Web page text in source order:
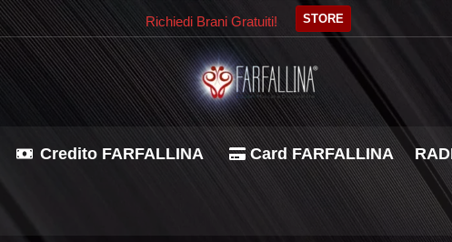
Richiedi Brani Gratuiti! STORE
Credito FARFALLINA Card FARFALLINA